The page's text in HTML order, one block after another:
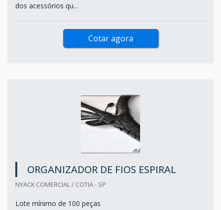
dos acessórios qu...
Cotar agora
ORGANIZADOR DE FIOS ESPIRAL
NYACK COMERCIAL / COTIA - SP
Lote mínimo de 100 peças